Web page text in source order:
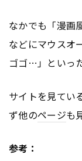
なかでも「漫画
などにマウスオ
ゴゴ…」といっ
サイトを見てい
ず他のページも
参考：